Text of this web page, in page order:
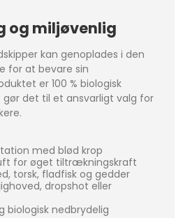
og miljøvenlig
kan genoplades i den
for at bevare sin
er 100 % biologisk
gør det til et ansvarligt valg for
med blød krop
for øget tiltrækningskraft
torsk, fladfisk og gedder
dropshot eller
biologisk nedbrydelig